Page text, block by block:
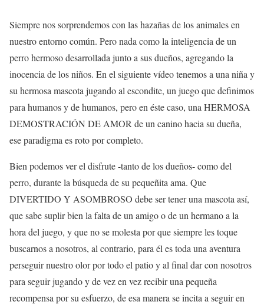
Siempre nos sorprendemos con las hazañas de los animales en
nuestro entorno común. Pero nada como la inteligencia de un
perro hermoso desarrollada junto a sus dueños, agregando la
inocencia de los niños. En el siguiente vídeo tenemos a una niña y
su hermosa mascota jugando al escondite, un juego que definimos
para humanos y de humanos, pero en éste caso, una HERMOSA
DEMOSTRACIÓN DE AMOR de un canino hacia su dueña,
ese paradigma es roto por completo.
Bien podemos ver el disfrute -tanto de los dueños- como del
perro, durante la búsqueda de su pequeñita ama. Que
DIVERTIDO Y ASOMBROSO debe ser tener una mascota así,
que sabe suplir bien la falta de un amigo o de un hermano a la
hora del juego, y que no se molesta por que siempre les toque
buscarnos a nosotros, al contrario, para él es toda una aventura
perseguir nuestro olor por todo el patio y al final dar con nosotros
para seguir jugando y de vez en vez recibir una pequeña
recompensa por su esfuerzo, de esa manera se incita a seguir en